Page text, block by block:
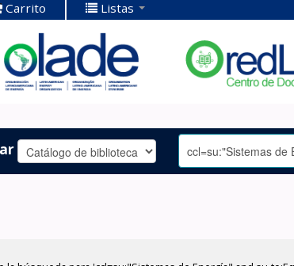
Carrito Listas